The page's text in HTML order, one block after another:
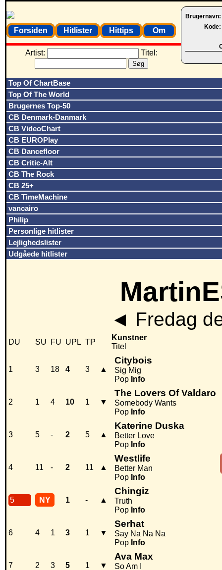
Brugernavn:
Kode:
Forsiden Hitlister Hittips Om
Artist: Titel:
Top Of ChartBase
Top Of The World
Brugernes Top-50
CB Denmark-Danmark
CB VideoChart
CB EUROPlay
CB Dancefloor
CB Critic-Alt
CB The Rock
CB 25+
CB TimeMachine
vancairo
Philip
Personlige hitlister
Lejlighedslister
Udgåede hitlister
◄ Fredag
DU SU FU UPL TP
Kunstner
Titel
1 3 18 4 3 ▲
Citybois
Sig Mig
Pop Info
2 1 4 10 1 ▼
The Lovers Of Valdaro
Somebody Wants
Pop Info
3 5 - 2 5 ▲
Katerine Duska
Better Love
Pop Info
4 11 - 2 11 ▲
Westlife
Better Man
Pop Info
5 NY 1 - ▲
Chingiz
Truth
Pop Info
6 4 1 3 1 ▼
Serhat
Say Na Na Na
Pop Info
7 2 3 5 1 ▼
Ava Max
So Am I